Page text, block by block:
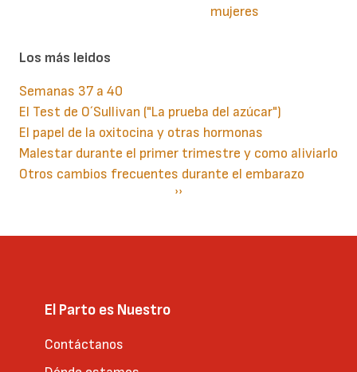
mujeres
Los más leidos
Semanas 37 a 40
El Test de O´Sullivan ("La prueba del azúcar")
El papel de la oxitocina y otras hormonas
Malestar durante el primer trimestre y como aliviarlo
Otros cambios frecuentes durante el embarazo
Siguiente
››
El Parto es Nuestro
Contáctanos